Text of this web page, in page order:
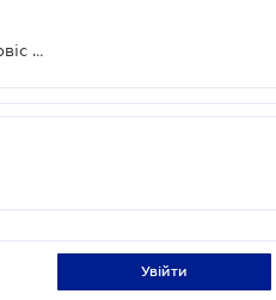
Оренду нерухомості, транспорту, рекламу й інший бізнес-сервіс можна отримати в закладах культури
увійти